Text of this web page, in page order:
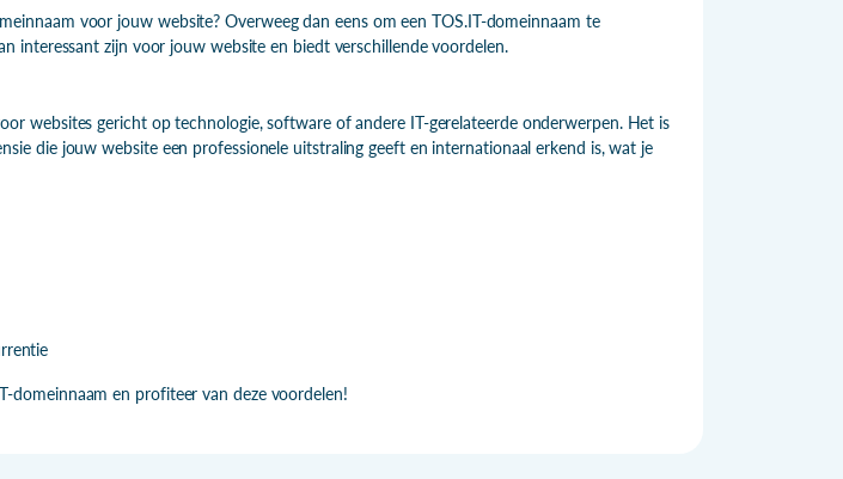
voor jouw website? Overweeg dan eens om een TOS.IT-domeinnaam te
interessant zijn voor jouw website en biedt verschillende voordelen.
websites gericht op technologie, software of andere IT-gerelateerde onderwerpen. Het is
die jouw website een professionele uitstraling geeft en internationaal erkend is, wat je
domeinnaam en profiteer van deze voordelen!